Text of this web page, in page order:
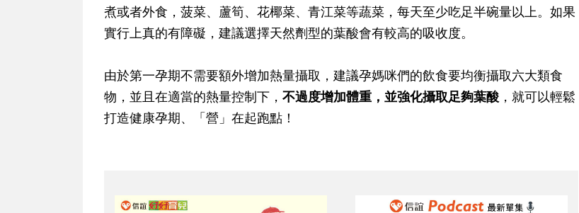
煮或者外食，菠菜、蘆筍、花椰菜、青江菜等蔬菜，每天至少吃足半碗量以上。如果
實行上真的有障礙，建議選擇天然劑型的葉酸會有較高的吸收度。
由於第一孕期不需要額外增加熱量攝取，建議孕媽咪們的飲食要均衡攝取六大類食
物，並且在適當的熱量控制下， 不過度增加體重，並強化攝取足夠葉酸 ，就可以輕鬆
打造健康孕期、「營」在起跑點！